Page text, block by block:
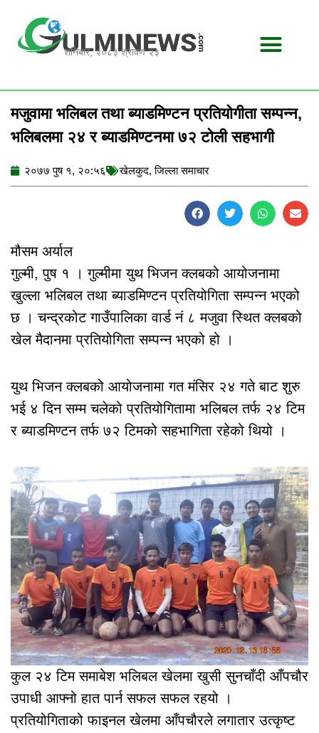
content
शनिबार, २०८३ श्रावण २३
मजुवामा भलिबल तथा ब्याडमिण्टन प्रतियोगीता सम्पन्न,
भलिबलमा २४ र ब्याडमिण्टनमा ७२ टोली सहभागी
२०७७ पुष १, २०:५६ खेलकुद,जिल्ला समाचार
मौसम अर्याल
गुल्मी, पुष १ । गुल्मीमा युथ भिजन क्लबको आयोजनामा
खुल्ला भलिबल तथा ब्याडमिण्टन प्रतियोगिता सम्पन्न भएको
छ । चन्द्रकोट गाउँपालिका वार्ड नं ८ मजुवा स्थित क्लबको
खेल मैदानमा प्रतियोगिता सम्पन्न भएको हो ।
युथ भिजन क्लबको आयोजनामा गत मंसिर २४ गते बाट शुरु
भई ४ दिन सम्म चलेको प्रतियोगितामा भलिबल तर्फ २४ टिम
र ब्याडमिण्टन तर्फ ७२ टिमको सहभागिता रहेको थियो ।
कुल २४ टिम समाबेश भलिबल खेलमा खुसी सुनचाँदी आँपचौर
उपाधी आफ्नो हात पार्न सफल सफल रहयो ।
प्रतियोगिताको फाइनल खेलमा आँपचौरले लगातार उत्कृष्ट